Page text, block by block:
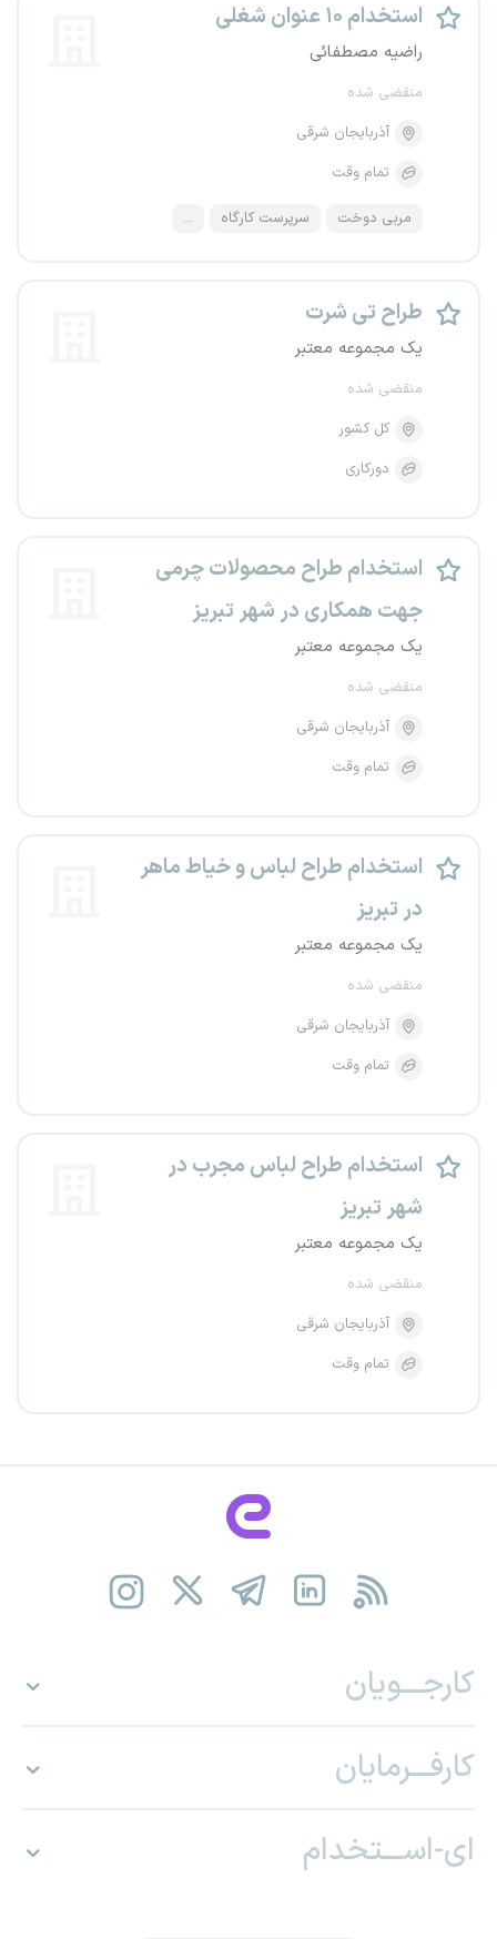
استخدام ۱۰ عنوان شغلی
راضیه مصطفائی
منقضی شده
آذربایجان شرقی
تمام وقت
مربی دوخت سرپرست کارگاه ...
طراح تی شرت
یک مجموعه معتبر
منقضی شده
کل کشور
دورکاری
استخدام طراح محصولات چرمی
جهت همکاری در شهر تبریز
یک مجموعه معتبر
منقضی شده
آذربایجان شرقی
تمام وقت
استخدام طراح لباس و خیاط ماهر
در تبریز
یک مجموعه معتبر
منقضی شده
آذربایجان شرقی
تمام وقت
استخدام طراح لباس مجرب در
شهر تبریز
یک مجموعه معتبر
منقضی شده
آذربایجان شرقی
تمام وقت
کارجـــویان
کارفـــرمایان
ای-اســـتخدام